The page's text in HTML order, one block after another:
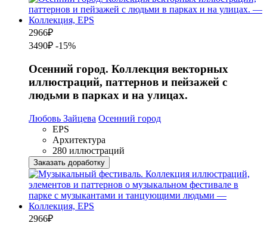
2966₽
3490₽ -15%
Осенний город. Коллекция векторных
иллюстраций, паттернов и пейзажей с
людьми в парках и на улицах.
Любовь Зайцева Осенний город
EPS
Архитектура
280 иллюстраций
Заказать доработку
2966₽